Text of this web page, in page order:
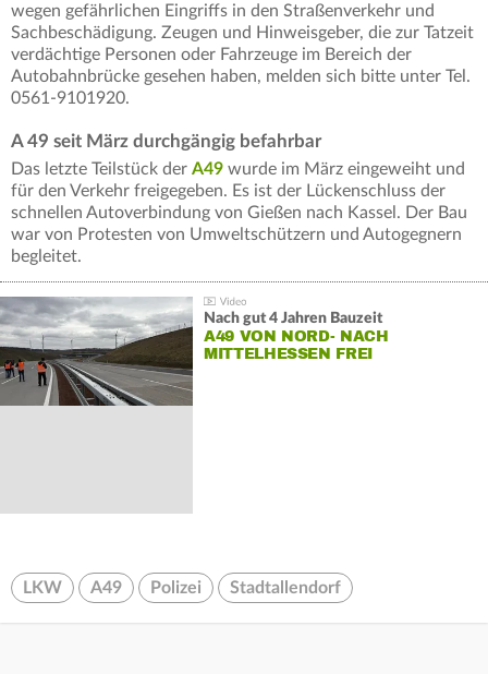
wegen gefährlichen Eingriffs in den Straßenverkehr und
Sachbeschädigung. Zeugen und Hinweisgeber, die zur Tatzeit
verdächtige Personen oder Fahrzeuge im Bereich der
Autobahnbrücke gesehen haben, melden sich bitte unter Tel.
0561-9101920.
A 49 seit März durchgängig befahrbar
Das letzte Teilstück der A49 wurde im März eingeweiht und
für den Verkehr freigegeben. Es ist der Lückenschluss der
schnellen Autoverbindung von Gießen nach Kassel. Der Bau
war von Protesten von Umweltschützern und Autogegnern
begleitet.
Nach gut 4 Jahren Bauzeit
A49 VON NORD- NACH
MITTELHESSEN FREI
LKW A49 Polizei Stadtallendorf